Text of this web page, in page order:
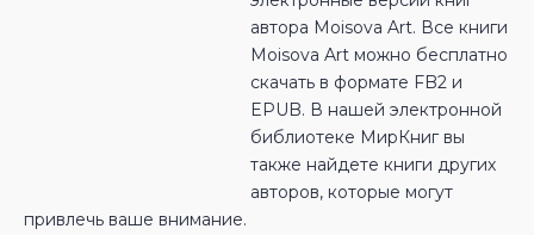
автора Moisova Art. Все книги
Moisova Art можно бесплатно
скачать в формате FB2 и
EPUB. В нашей электронной
библиотеке МирКниг вы
также найдете книги других
авторов, которые могут
привлечь ваше внимание.